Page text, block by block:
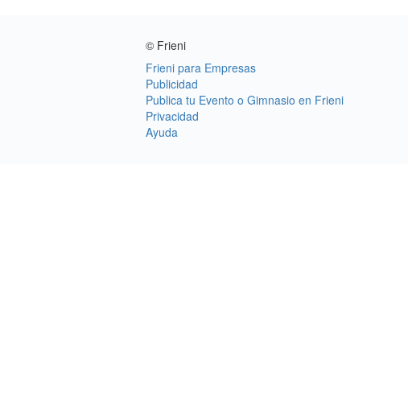
© Frieni
Frieni para Empresas
Publicidad
Publica tu Evento o Gimnasio en Frieni
Privacidad
Ayuda